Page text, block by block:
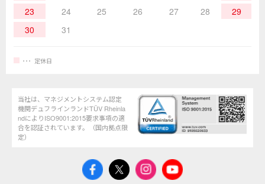
23
24 25 26 27 28
29
30
31
定休日
当社は、マネジメントシステム認定
機関デュフラインランドTÜV Rheinla
ndによりISO9001:2015要求事項の適
合を認証されています。（国内拠点限
定）